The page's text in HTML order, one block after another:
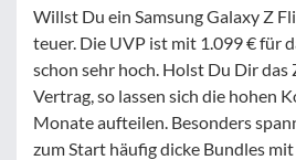
Willst Du ein Samsung Galaxy Z
teuer. Die UVP ist mit 1.099 € für
schon sehr hoch. Holst Du Dir
Vertrag, so lassen sich die hohen
Monate aufteilen. Besonders
zum Start häufig dicke Bundles mit